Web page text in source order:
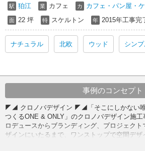
駅 狛江 業 カフェ カ カフェ・パン屋・
面 22 坪 特 スケルトン 年 2015年工事完
ナチュラル 北欧 ウッド シン
水色 内装 白 内装
ナチュラル スケルトン 北欧 スケルトン
ウッド スケルトン シンプル スケルトン
事例のコンセプト
◤◢ クロノバデザイン ◤◢「そこにしかない唯
つくるONE & ONLY」のクロノバデザイン施
ロデュースからブランディング、プロジェク
ザインにいたるまで、ワンストップで空間デザ
経験豊富なプロデューサーがオーナーと同じ